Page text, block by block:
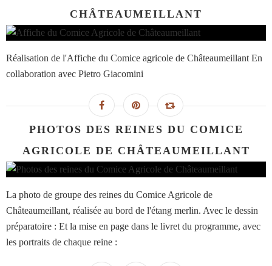
CHÂTEAUMEILLANT
Réalisation de l'Affiche du Comice agricole de Châteaumeillant En
collaboration avec Pietro Giacomini
PHOTOS DES REINES DU COMICE
AGRICOLE DE CHÂTEAUMEILLANT
La photo de groupe des reines du Comice Agricole de
Châteaumeillant, réalisée au bord de l'étang merlin. Avec le dessin
préparatoire : Et la mise en page dans le livret du programme, avec
les portraits de chaque reine :